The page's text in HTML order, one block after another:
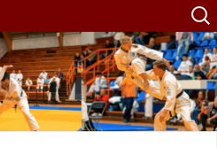
Suche
nach: